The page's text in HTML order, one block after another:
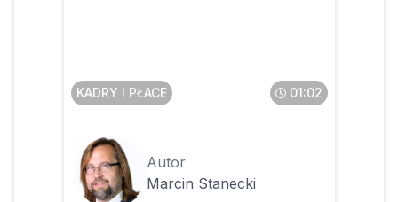
KADRY I PŁACE 01:02
Autor
Marcin Stanecki